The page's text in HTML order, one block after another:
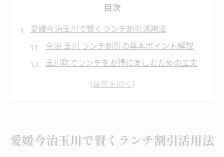
目次
愛媛今治玉川で賢くランチ割引活用法
今治 玉川 ランチ割引の基本ポイント解説
玉川町でランチをお得に楽しむための工夫
ランチ割引情報を活用する際の注意点
地元で楽しむランチと割引情報まとめ
今治 玉川で人気のランチ割引情報一覧
愛媛今治玉川で賢くランチ割引活用法